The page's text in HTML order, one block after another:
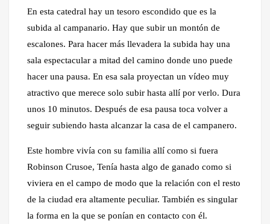
En esta catedral hay un tesoro escondido que es la
subida al campanario. Hay que subir un montón de
escalones. Para hacer más llevadera la subida hay una
sala espectacular a mitad del camino donde uno puede
hacer una pausa. En esa sala proyectan un vídeo muy
atractivo que merece solo subir hasta allí por verlo. Dura
unos 10 minutos. Después de esa pausa toca volver a
seguir subiendo hasta alcanzar la casa de el campanero.
Este hombre vivía con su familia allí como si fuera
Robinson Crusoe, Tenía hasta algo de ganado como si
viviera en el campo de modo que la relación con el resto
de la ciudad era altamente peculiar. También es singular
la forma en la que se ponían en contacto con él.